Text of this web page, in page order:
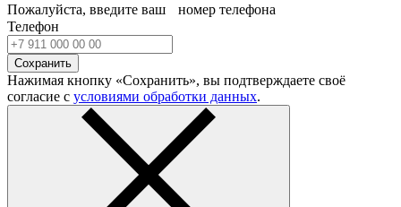
Пожалуйста, введите ваш номер телефона
Телефон
Сохранить
Нажимая кнопку «Сохранить», вы подтверждаете своё
согласие с условиями обработки данных.